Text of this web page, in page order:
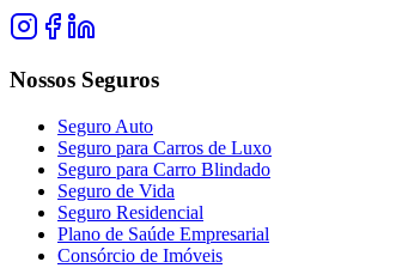
Nossos Seguros
Seguro Auto
Seguro para Carros de Luxo
Seguro para Carro Blindado
Seguro de Vida
Seguro Residencial
Plano de Saúde Empresarial
Consórcio de Imóveis